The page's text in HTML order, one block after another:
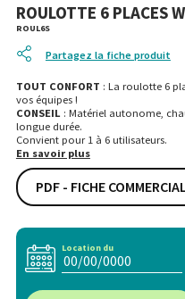
ROULOTTE 6 PLACES
ROUL6S
Partagez la fiche produit
TOUT CONFORT : La roulotte 6
vos équipes !
CONSEIL : Matériel autonome,
longue durée.
Convient pour 1 à 6 utilisateurs.
En savoir plus
PDF - FICHE
Location du